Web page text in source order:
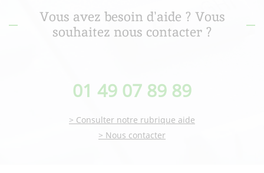
Vous avez besoin d'aide ? Vous
souhaitez nous contacter ?
01 49 07 89 89
> Consulter notre rubrique aide
> Nous contacter